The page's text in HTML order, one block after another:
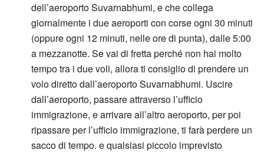
dell’aeroporto Suvarnabhumi, e che collega
giornalmente i due aeroporti con corse ogni 30 minuti
(oppure ogni 12 minuti, nelle ore di punta), dalle 5:00
a mezzanotte. Se vai di fretta perché non hai molto
tempo tra i due voli, allora ti consiglio di prendere un
volo diretto dall’aeroporto Suvarnabhumi. Uscire
dall’aeroporto, passare attraverso l’ufficio
immigrazione, e arrivare all’altro aeroporto, per poi
ripassare per l’ufficio immigrazione, ti farà perdere un
sacco di tempo. e qualsiasi piccolo imprevisto